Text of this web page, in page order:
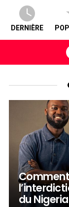
DERNIÈRE
du Nigeria